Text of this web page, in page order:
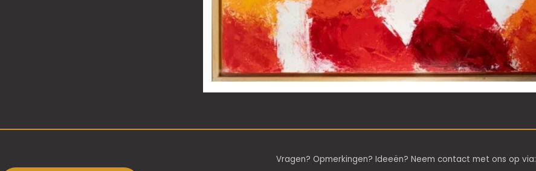
Vragen? Opmerkingen? Ideeën? Neem contact met ons op via: